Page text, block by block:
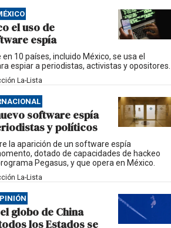
el uso de
espía
10 países, incluido México, se usa el
espiar a periodistas, activistas y opositores.
La-Lista
software espía
y políticos
la aparición de un software espía
dotado de capacidades de hackeo
Pegasus, y que opera en México.
La-Lista
globo de China
los Estados se